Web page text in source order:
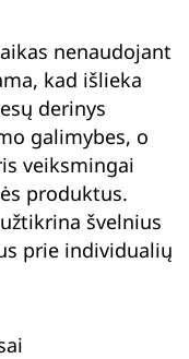
nenaudojant
kad išlieka
derinys
galimybes, o
veiksmingai
produktus.
švelnius
prie individualių